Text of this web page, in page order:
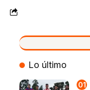
VIVO
Lo último